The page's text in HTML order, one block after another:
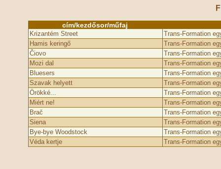
cím/kezdősor/műfaj
Krizantém Street
Trans-Formation
Hamis keringő
Trans-Formation
Čiovo
Trans-Formation
Mozi dal
Trans-Formation
Bluesers
Trans-Formation
Szavak helyett
Trans-Formation
Örökké...
Trans-Formation
Miért ne!
Trans-Formation
Brač
Trans-Formation
Siena
Trans-Formation
Bye-bye Woodstock
Trans-Formation
Véda kertje
Trans-Formation